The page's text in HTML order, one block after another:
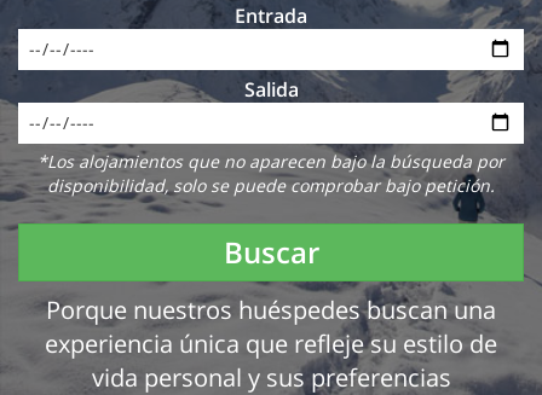
Entrada
Salida
*Los alojamientos que no aparecen bajo la búsqueda por
disponibilidad, solo se puede comprobar bajo petición.
Buscar
Porque nuestros huéspedes buscan una
experiencia única que refleje su estilo de
vida personal y sus preferencias